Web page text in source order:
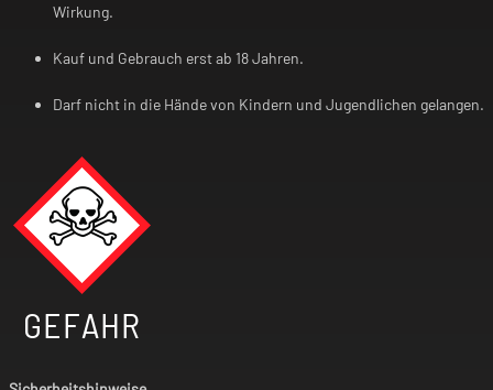
Wirkung.
Kauf und Gebrauch erst ab 18 Jahren.
Darf nicht in die Hände von Kindern und Jugendlichen gelangen.
GEFAHR